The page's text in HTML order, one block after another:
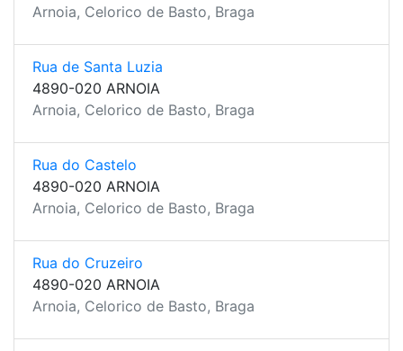
Arnoia, Celorico de Basto, Braga
Rua de Santa Luzia
4890-020 ARNOIA
Arnoia, Celorico de Basto, Braga
Rua do Castelo
4890-020 ARNOIA
Arnoia, Celorico de Basto, Braga
Rua do Cruzeiro
4890-020 ARNOIA
Arnoia, Celorico de Basto, Braga